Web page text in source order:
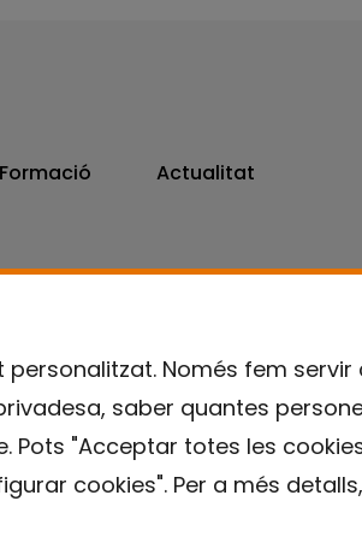
Només fem servir
saber quantes
"Acceptar totes les
cookies". Per a més
Formació Actualitat
Avís legal